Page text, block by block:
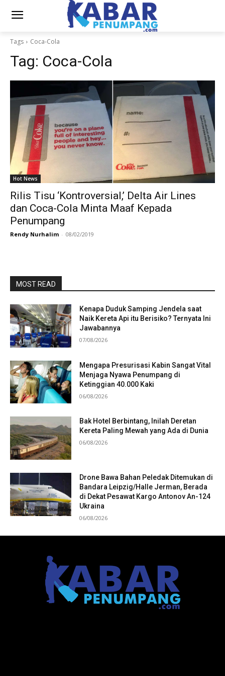
Tags Coca-Cola
Tag: Coca-Cola
Hot News
Rilis Tisu ‘Kontroversial,’ Delta Air Lines
dan Coca-Cola Minta Maaf Kepada
Penumpang
Rendy Nurhalim - 08/02/2019
MOST READ
Kenapa Duduk Samping Jendela saat
Naik Kereta Api itu Berisiko? Ternyata Ini
Jawabannya
07/08/2026
Mengapa Presurisasi Kabin Sangat Vital
Menjaga Nyawa Penumpang di
Ketinggian 40.000 Kaki
06/08/2026
Bak Hotel Berbintang, Inilah Deretan
Kereta Paling Mewah yang Ada di Dunia
06/08/2026
Drone Bawa Bahan Peledak Ditemukan di
Bandara Leipzig/Halle Jerman, Berada
di Dekat Pesawat Kargo Antonov An-124
Ukraina
06/08/2026